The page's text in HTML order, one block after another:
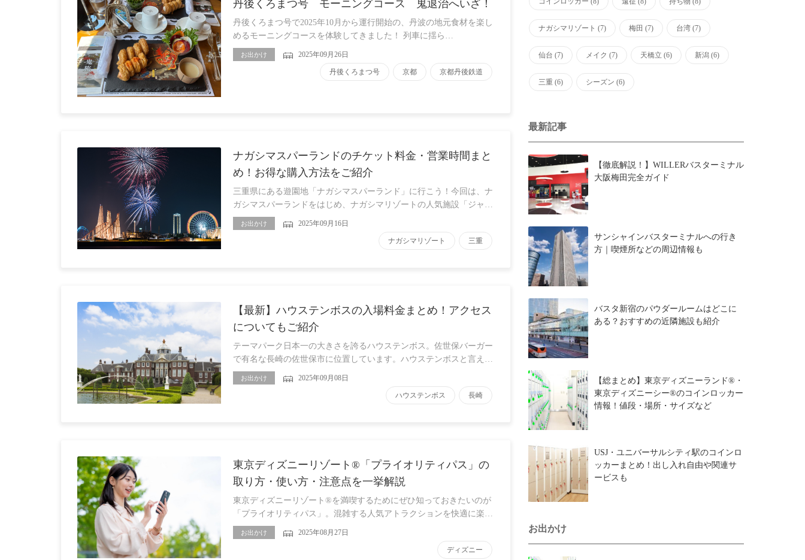
丹後くろまつ号 モーニングコース 鬼退治へいざ！
丹後くろまつ号で2025年10月から運行開始の、丹波の地元食材を楽し
めるモーニングコースを体験してきました！ 列車に揺ら…
お出かけ 2025年09月26日
丹後くろまつ号 京都 京都丹後鉄道
ナガシマスパーランドのチケット料金・営業時間まと
め！お得な購入方法をご紹介
三重県にある遊園地「ナガシマスパーランド」に行こう！今回は、ナ
ガシマスパーランドをはじめ、ナガシマリゾートの人気施設「ジャ…
お出かけ 2025年09月16日
ナガシマリゾート 三重
【最新】ハウステンボスの入場料金まとめ！アクセス
についてもご紹介
テーマパーク日本一の大きさを誇るハウステンボス。佐世保バーガー
で有名な長崎の佐世保市に位置しています。ハウステンボスと言え…
お出かけ 2025年09月08日
ハウステンボス 長崎
東京ディズニーリゾート®「プライオリティパス」の
取り方・使い方・注意点を一挙解説
東京ディズニーリゾート®を満喫するためにぜひ知っておきたいのが
「プライオリティパス」。混雑する人気アトラクションを快適に楽…
お出かけ 2025年08月27日
ディズニー
ナガシマリゾート (7) 梅田 (7) 台湾 (7)
仙台 (7) メイク (7) 天橋立 (6) 新潟 (6)
三重 (6) シーズン (6)
最新記事
【徹底解説！】WILLERバスターミナル
大阪梅田完全ガイド
サンシャインバスターミナルへの行き
方｜喫煙所などの周辺情報も
バスタ新宿のパウダールームはどこに
ある？おすすめの近隣施設も紹介
【総まとめ】東京ディズニーランド®・
東京ディズニーシー®のコインロッカー
情報！値段・場所・サイズなど
USJ・ユニバーサルシティ駅のコインロ
ッカーまとめ！出し入れ自由や関連サ
ービスも
お出かけ